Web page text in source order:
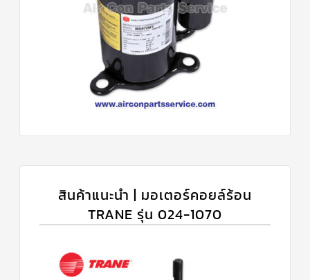
สินค้าแนะนำ | มอเตอร์คอยล์ร้อน
TRANE รุ่น 024-1070